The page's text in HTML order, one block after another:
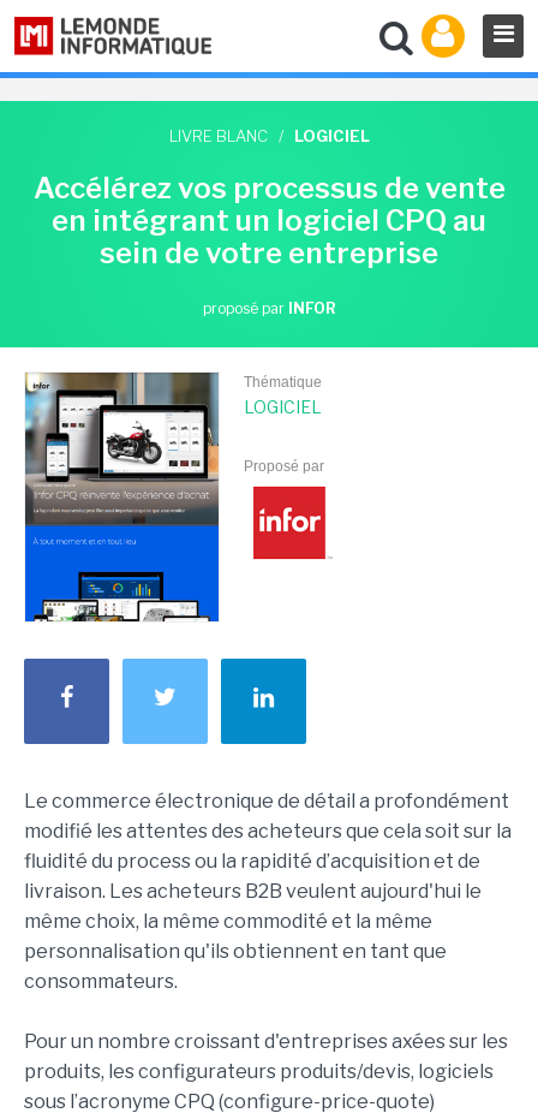
LIVRE BLANC / LOGICIEL
Accélérez vos processus de vente
en intégrant un logiciel CPQ au
sein de votre entreprise
proposé par INFOR
Thématique
LOGICIEL
Proposé par
Le commerce électronique de détail a profondément
modifié les attentes des acheteurs que cela soit sur la
fluidité du process ou la rapidité d’acquisition et de
livraison. Les acheteurs B2B veulent aujourd'hui le
même choix, la même commodité et la même
personnalisation qu'ils obtiennent en tant que
consommateurs.
Pour un nombre croissant d'entreprises axées sur les
produits, les configurateurs produits/devis, logiciels
sous l’acronyme CPQ (configure-price-quote)